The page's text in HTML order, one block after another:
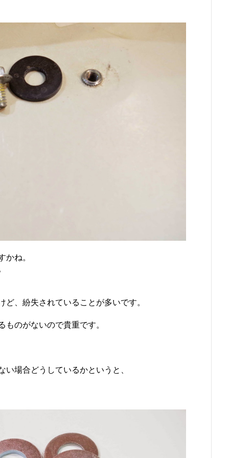
かね。
、紛失されていることが多いです。
のがないので貴重です。
場合どうしているかというと、